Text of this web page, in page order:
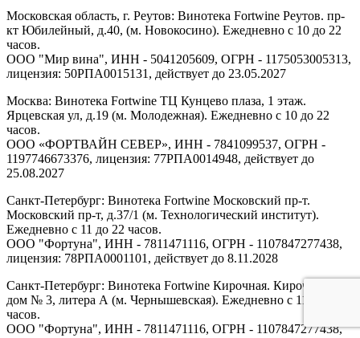
Московская область, г. Реутов: Винотека Fortwine Реутов. пр-
кт Юбилейный, д.40, (м. Новокосино). Ежедневно с 10 до 22
часов.
ООО "Мир вина", ИНН - 5041205609, ОГРН - 1175053005313,
лицензия: 50РПА0015131, действует до 23.05.2027
Москва: Винотека Fortwine ТЦ Кунцево плаза, 1 этаж.
Ярцевская ул, д.19 (м. Молодежная). Ежедневно с 10 до 22
часов.
ООО «ФОРТВАЙН СЕВЕР», ИНН - 7841099537, ОГРН -
1197746673376, лицензия: 77РПА0014948, действует до
25.08.2027
Санкт-Петербург: Винотека Fortwine Московский пр-т.
Московский пр-т, д.37/1 (м. Технологический институт).
Ежедневно с 11 до 22 часов.
ООО "Фортуна", ИНН - 7811471116, ОГРН - 1107847277438,
лицензия: 78РПА0001101, действует до 8.11.2028
Санкт-Петербург: Винотека Fortwine Кирочная. Кирочная ул,
дом № 3, литера А (м. Чернышевская). Ежедневно с 11 до 22
часов.
ООО "Фортуна", ИНН - 7811471116, ОГРН - 1107847277438,